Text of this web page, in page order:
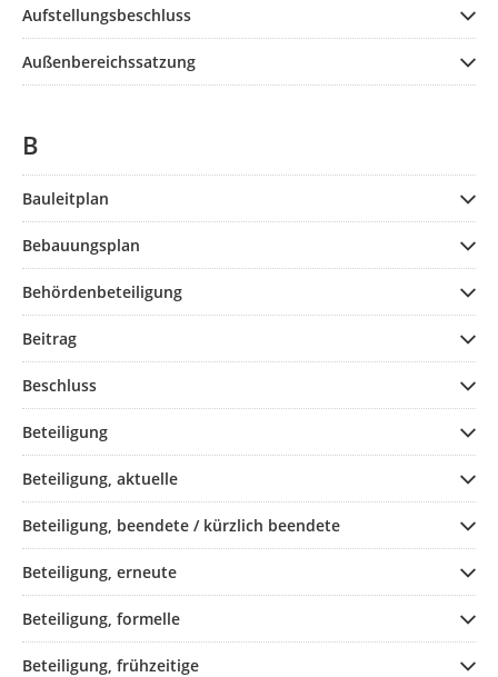
Aufstellungsbeschluss
Außenbereichssatzung
B
Bauleitplan
Bebauungsplan
Behördenbeteiligung
Beitrag
Beschluss
Beteiligung
Beteiligung, aktuelle
Beteiligung, beendete / kürzlich beendete
Beteiligung, erneute
Beteiligung, formelle
Beteiligung, frühzeitige